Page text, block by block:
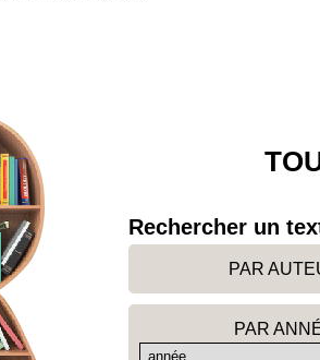
Rechercher un
PAR
PAR